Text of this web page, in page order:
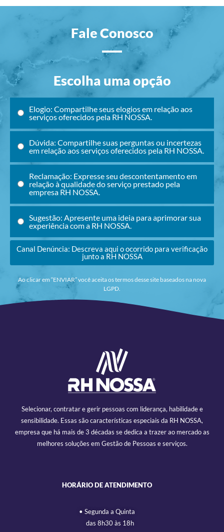
Fale Conosco
Escolha uma opção
Elogio: Compartilhe seus elogios em relação aos
serviços oferecidos pela RH NOSSA.
Dúvida: Compartilhe suas perguntas ou incertezas
em relação aos serviços oferecidos pela RH NOSSA.
Reclamação: Expresse seu descontentamento em
relação à qualidade do serviço prestado pela
empresa RH NOSSA.
Sugestão: Apresente uma ideia para aprimorar sua
experiência com a RH NOSSA.
Canal Denúncia: Descreva aqui o ocorrido para verificação
junto a RH NOSSA
Ao clicar em “ENVIAR” você aceita os termos desse site baseados na nova
LGPD.
Selecionar, contratar e gerir pessoas com liderança, habilidade e
sensibilidade. Essas são características especiais da RH NOSSA,
empresa que há mais de 3 décadas se dedica a trazer ao mercado as
melhores soluções em Gestão de Pessoas e serviços.
HORÁRIO DE ATENDIMENTO
• Segunda a Quinta
das 8h30 às 18h